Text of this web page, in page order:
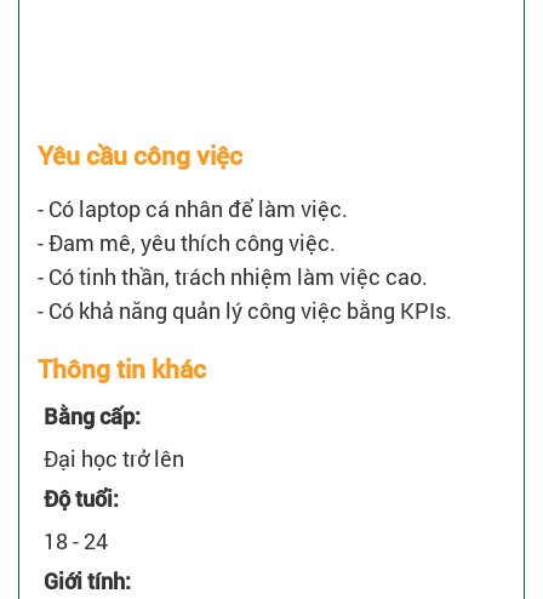
Yêu cầu công việc
- Có laptop cá nhân để làm việc.
- Đam mê, yêu thích công việc.
- Có tinh thần, trách nhiệm làm việc cao.
- Có khả năng quản lý công việc bằng KPIs.
Thông tin khác
Bằng cấp:
Đại học trở lên
Độ tuổi:
18 - 24
Giới tính: